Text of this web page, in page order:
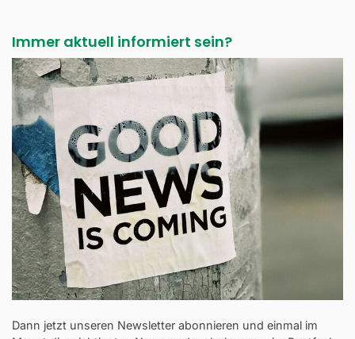
Immer aktuell informiert sein?
Dann jetzt unseren Newsletter abonnieren und einmal im